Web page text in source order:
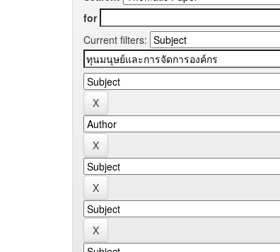
for
Current filters: